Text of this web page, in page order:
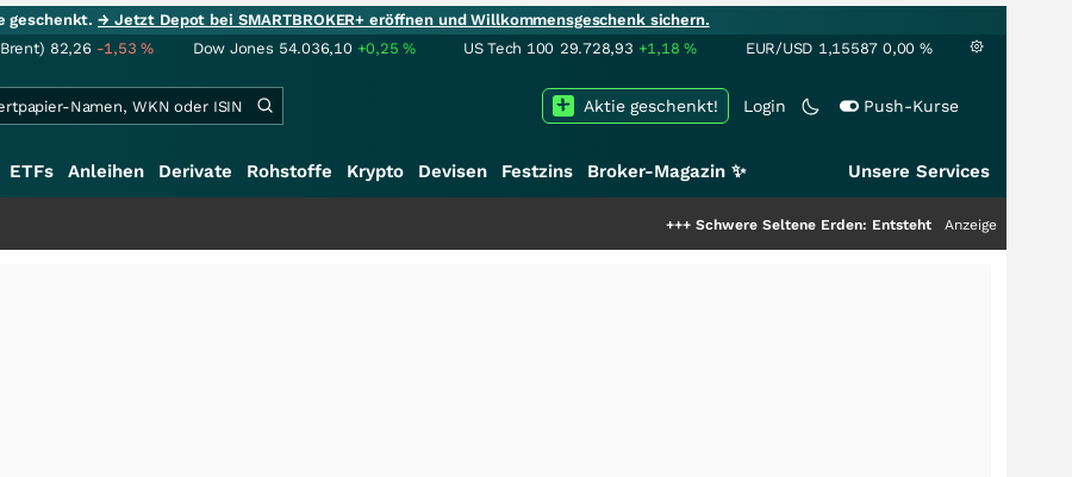
geschenkt.→ Jetzt Depot bei SMARTBROKER+ eröffnen und Willkommensgeschenk sichern.
82,26 -1,53% Dow Jones 54.036,10 +0,25% US Tech 100 29.728,93 +1,18% EUR/USD 1,15587 0,00 %
Login Push-Kurse
Aktie geschenkt!
ETFs Anleihen Derivate Rohstoffe Krypto Devisen Festzins Broker-Magazin ✨ Unsere Services
Schwere Seltene Erden: Entsteht hier die nächste
Anzeige